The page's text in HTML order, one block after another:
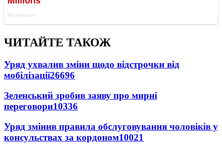
ЧИТАЙТЕ ТАКОЖ
Уряд ухвалив зміни щодо відстрочки від
мобілізації26696
Зеленський зробив заяву про мирні
переговори10336
Уряд змінив правила обслуговування чоловіків у
консульствах за кордоном10021